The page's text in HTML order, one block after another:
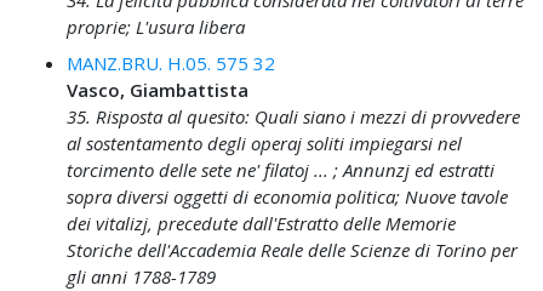
proprie; L'usura libera
MANZ.BRU. H.05. 575 32
Vasco, Giambattista
35. Risposta al quesito: Quali siano i mezzi di provvedere
al sostentamento degli operaj soliti impiegarsi nel
torcimento delle sete ne' filatoj ... ; Annunzj ed estratti
sopra diversi oggetti di economia politica; Nuove tavole
dei vitalizj, precedute dall'Estratto delle Memorie
Storiche dell'Accademia Reale delle Scienze di Torino per
gli anni 1788-1789